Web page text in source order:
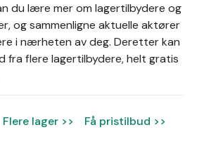
du lære mer om lagertilbydere og
og sammenligne aktuelle aktører
i nærheten av deg. Deretter kan
fra flere lagertilbydere, helt gratis
Flere lager >> Få pristilbud >>